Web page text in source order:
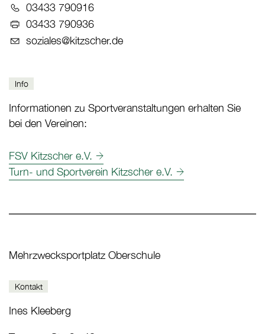
Telefon:
03433 790916
Fax:
03433 790936
E-Mail:
soziales@kitzscher.de
Info
Informationen zu Sportveranstaltungen erhalten Sie
bei den Vereinen:
FSV Kitzscher e.V.
Turn- und Sportverein Kitzscher e.V.
Mehrzwecksportplatz Oberschule
Kontakt
Ines Kleeberg